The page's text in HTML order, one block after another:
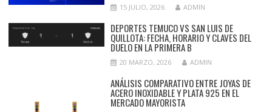
15 JULIO, 2026 ADMIN
DEPORTES TEMUCO VS SAN LUIS DE
QUILLOTA: FECHA, HORARIO Y CLAVES DEL
DUELO EN LA PRIMERA B
20 MARZO, 2026 ADMIN
ANÁLISIS COMPARATIVO ENTRE JOYAS DE
ACERO INOXIDABLE Y PLATA 925 EN EL
MERCADO MAYORISTA